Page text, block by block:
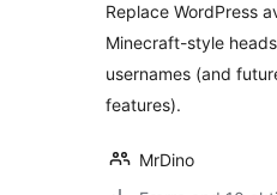
Replace WordPress
Minecraft-style
usernames (and
features).
MrDino